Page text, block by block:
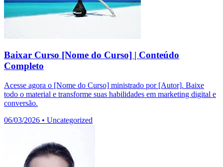
Baixar Curso [Nome do Curso] | Conteúdo
Completo
Acesse agora o [Nome do Curso] ministrado por [Autor]. Baixe
todo o material e transforme suas habilidades em marketing digital e
conversão.
06/03/2026 • Uncategorized